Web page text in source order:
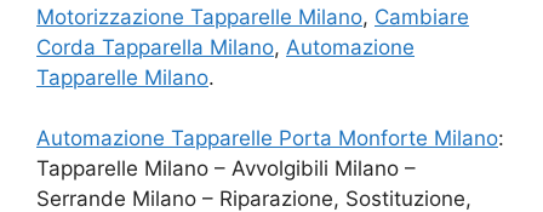
Motorizzazione Tapparelle Milano, Cambiare
Corda Tapparella Milano, Automazione
Tapparelle Milano.
Automazione Tapparelle Porta Monforte Milano:
Tapparelle Milano – Avvolgibili Milano –
Serrande Milano – Riparazione, Sostituzione,